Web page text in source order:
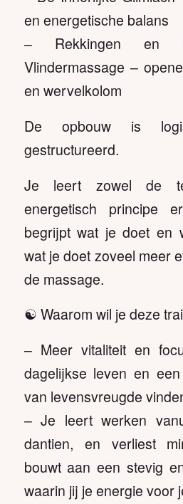
en energetische balans
– Rekkingen en
Vlindermassage –
en wervelkolom
De opbouw is
gestructureerd.
Je leert zowel de
energetisch principe
begrijpt wat je doet en
wat je doet zoveel meer
de massage.
☯️ Waarom wil je deze
– Meer vitaliteit en
dagelijkse leven en
van levensvreugde
– Je leert werken
dantien, en verliest
bouwt aan een stevig
waarin jij je energie voor